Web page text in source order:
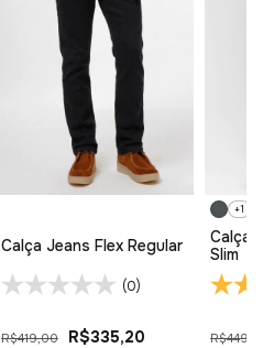
Calça Jeans Flex Regular
(0)
R$419,00 R$335,20
+1
Calça
Slim